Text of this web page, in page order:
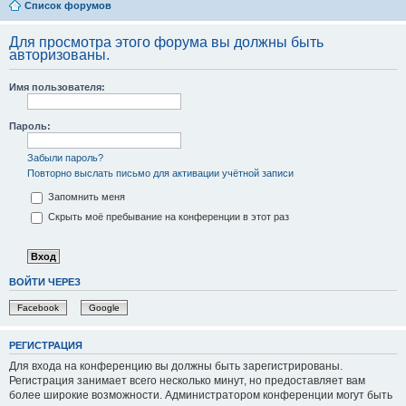
Список форумов
Для просмотра этого форума вы должны быть
авторизованы.
Имя пользователя:
Пароль:
Забыли пароль?
Повторно выслать письмо для активации учётной записи
Запомнить меня
Скрыть моё пребывание на конференции в этот раз
ВОЙТИ ЧЕРЕЗ
Facebook Google
РЕГИСТРАЦИЯ
Для входа на конференцию вы должны быть зарегистрированы.
Регистрация занимает всего несколько минут, но предоставляет вам
более широкие возможности. Администратором конференции могут быть